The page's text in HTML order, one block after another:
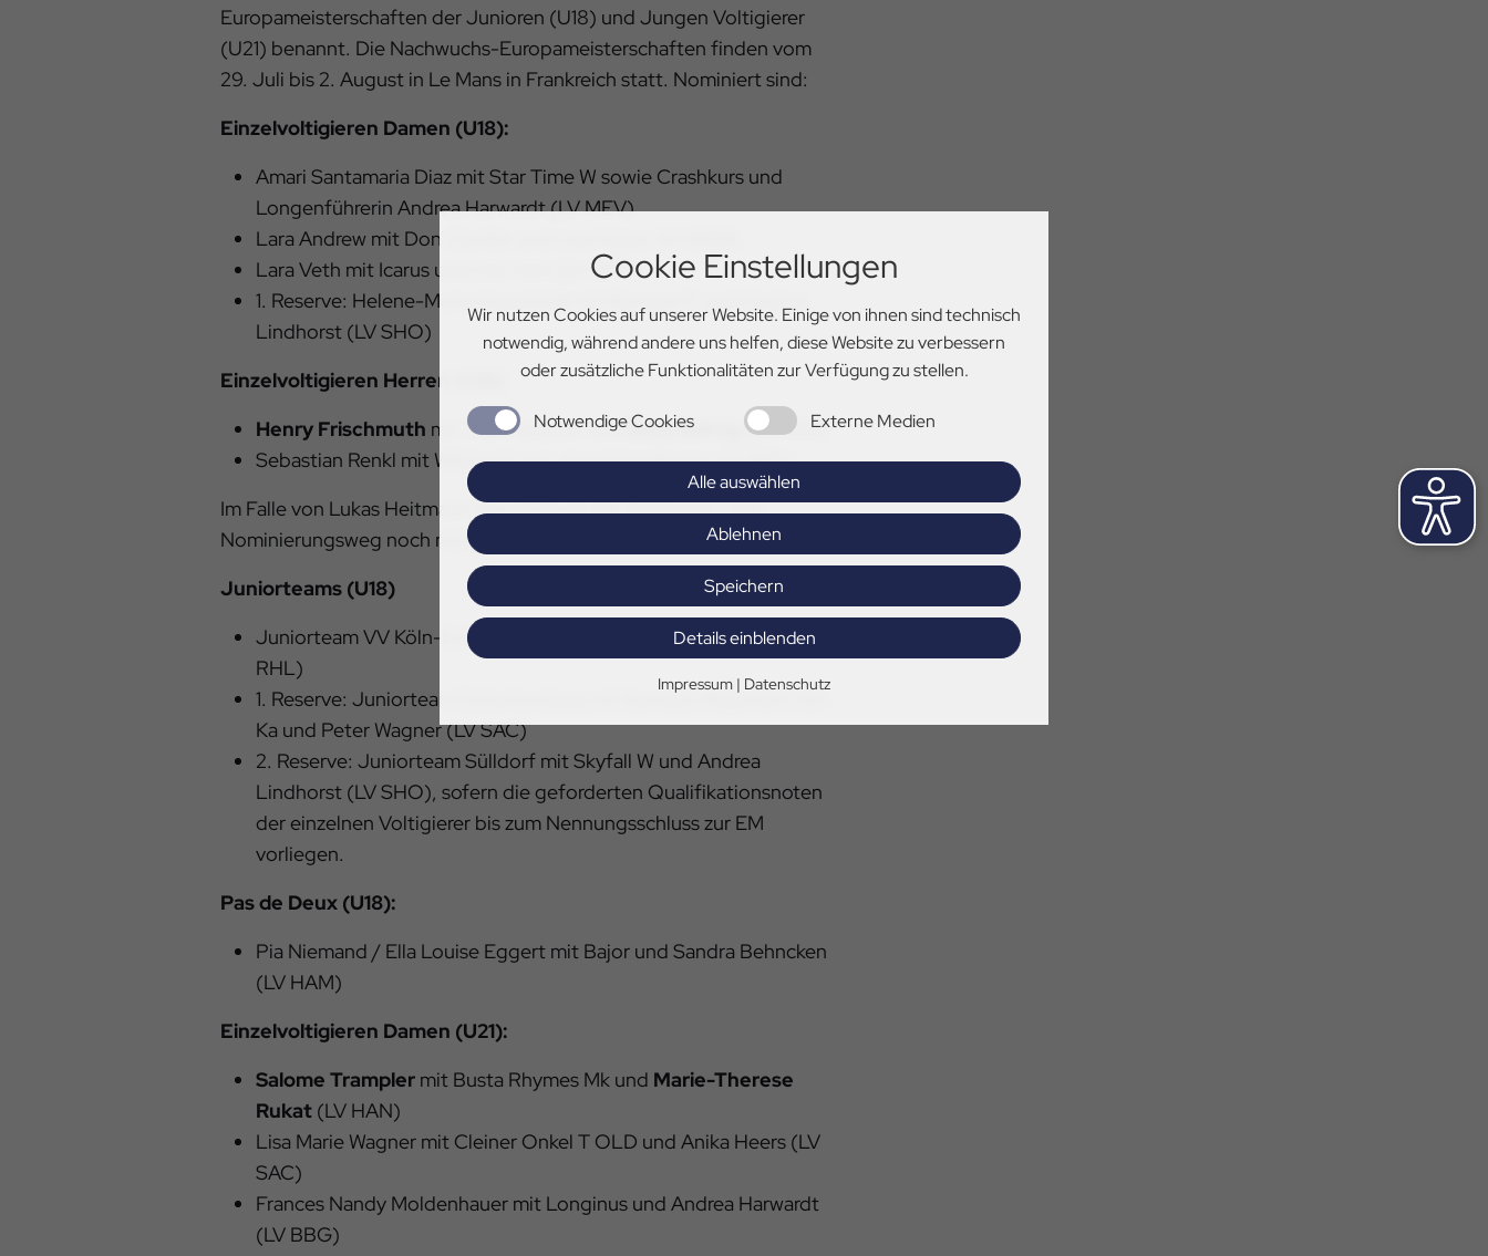
Cookie Einstellungen
Wir nutzen Cookies auf unserer Website. Einige von ihnen sind technisch
notwendig, während andere uns helfen, diese Website zu verbessern
oder zusätzliche Funktionalitäten zur Verfügung zu stellen.
Notwendige Cookies Externe Medien
Alle auswählen
Ablehnen
Speichern
Details einblenden
Impressum | Datenschutz
Europameisterschaften der Junioren (U18) und Jungen Voltigierer
(U21) benannt. Die Nachwuchs-Europameisterschaften finden vom
29. Juli bis 2. August in Le Mans in Frankreich statt. Nominiert sind:
Einzelvoltigieren Damen (U18):
Amari Santamaria Diaz mit Star Time W sowie Crashkurs und
Longenführerin Andrea Harwardt (LV MEV)
Lara Andrew mit Don Camillo und Lisa Huber (LV BAW)
Lara Veth mit Icarus und Ute Veth (LV RPF)
1. Reserve: Helene-Marie Hauschildt mit Semper Fi und Andrea
Lindhorst (LV SHO)
Einzelvoltigieren Herren (U18):
Henry Frischmuth mit True Tempter undGesa Bührig
(LV HAN)
Sebastian Renkl mit Wildcard und Josephine Storey (LV BAY)
Im Falle von Lukas Heitmann (LV HAM) ist der Sichtungs- und
Nominierungsweg noch nicht abgeschlossen.
Juniorteams (U18)
Juniorteam VV Köln-Dünnwald I mit Calidor und Ines Nawroth (LV
RHL)
1. Reserve: Juniorteam Schenkenberg mit Samba’s Argument von
Ka und Peter Wagner (LV SAC)
2. Reserve: Juniorteam Sülldorf mit Skyfall W und Andrea
Lindhorst (LV SHO), sofern die geforderten Qualifikationsnoten
der einzelnen Voltigierer bis zum Nennungsschluss zur EM
vorliegen.
Pas de Deux (U18):
Pia Niemand / Ella Louise Eggert mit Bajor und Sandra Behncken
(LV HAM)
Einzelvoltigieren Damen (U21):
Salome Trampler mit Busta Rhymes Mk und Marie-Therese
Rukat (LV HAN)
Lisa Marie Wagner mit Cleiner Onkel T OLD und Anika Heers (LV
SAC)
Frances Nandy Moldenhauer mit Longinus und Andrea Harwardt
(LV BBG)